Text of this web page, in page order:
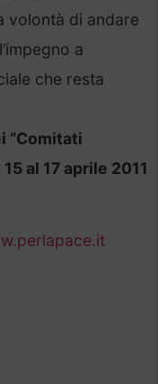
volontà di andare
a
che resta
“Comitati
al 17 aprile 2011